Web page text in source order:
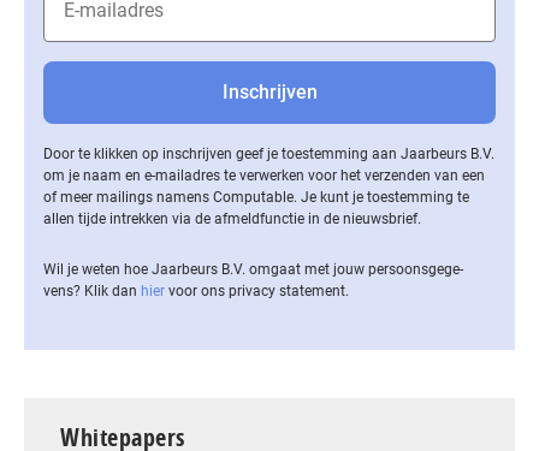
Door te klikken op inschrijven geef je toestemming aan Jaarbeurs B.V.
om je naam en e-mailadres te verwerken voor het verzenden van een
of meer mailings namens Computable. Je kunt je toestemming te
allen tijde intrekken via de af­meld­func­tie in de nieuwsbrief.
Wil je weten hoe Jaarbeurs B.V. omgaat met jouw per­soons­ge­ge­
vens? Klik dan hier voor ons privacy statement.
Whitepapers